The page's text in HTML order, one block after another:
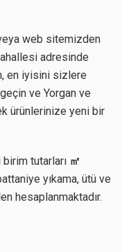
web sitemizden
adresinde
en iyisini sizlere
ve Yorgan ve
ürünlerinize yeni bir
birim tutarları ㎡
yıkama, ütü ve
hesaplanmaktadır.